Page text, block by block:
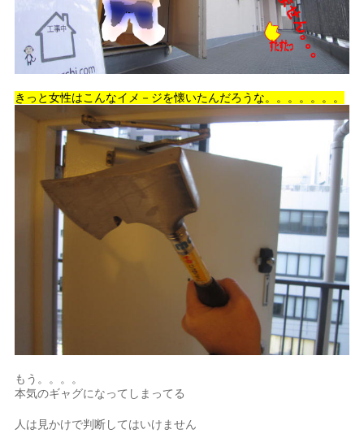
きっと女性はこんなイメ－ジを懐いたんだろうな。。。。。。。
もう。。。。
本気のギャグになってしまってる
人は見かけで判断してはいけません